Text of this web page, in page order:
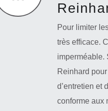
Pour limiter
très efficace.
imperméable.
Reinhard
d’entretien et
conforme aux